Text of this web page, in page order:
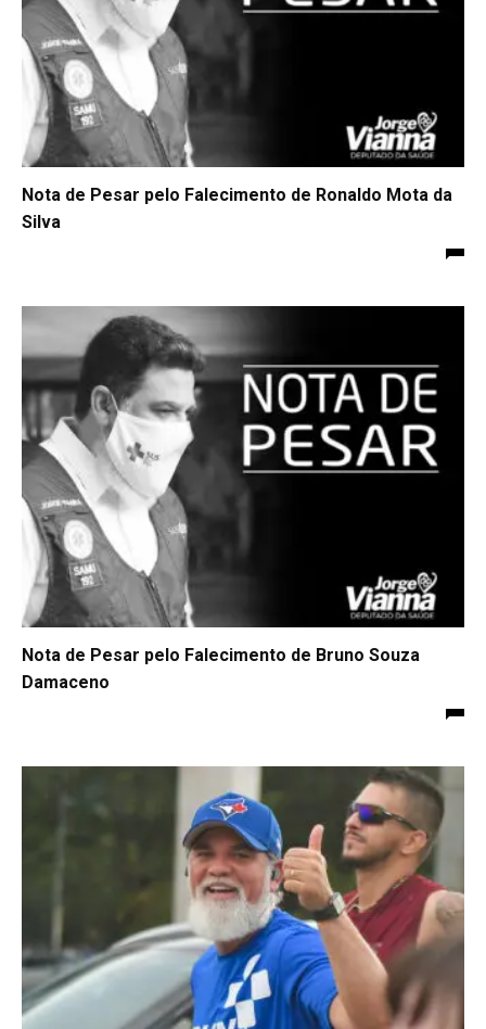
Nota de Pesar pelo Falecimento de Ronaldo Mota da
Silva
Nota de Pesar pelo Falecimento de Bruno Souza
Damaceno